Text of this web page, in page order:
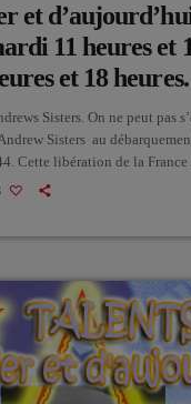
et
11 heures et
et 18 heures.
Sisters. On ne peut pas
Sisters au
Cette libération de la France
trop longtemps muselée et